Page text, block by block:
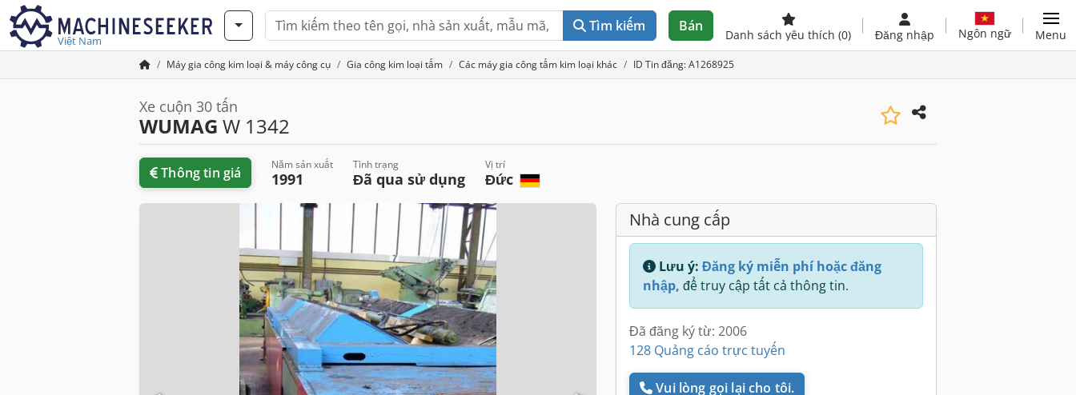
Việt Nam
Tìm kiếm Bán
Danh sách yêu thích (0) Đăng nhập Ngôn ngữ Menu
Máy gia công kim loại & máy công cụ Gia công kim loại tấm Các máy gia công tấm kim loại khác ID Tin đăng: A1268925
Xe cuộn 30 tấn
WUMAG W 1342
Thông tin giá Năm sản xuất
1991
Tình trạng
Đã qua sử dụng
Vị trí
Đức
Nhà cung cấp
Lưu ý: Đăng ký miễn phí hoặc đăng
nhập, để truy cập tất cả thông tin.
Đã đăng ký từ: 2006
128 Quảng cáo trực tuyến
Vui lòng gọi lại cho tôi.